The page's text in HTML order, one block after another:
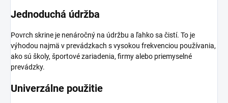
Jednoduchá údržba
Povrch skrine je nenáročný na údržbu a ľahko sa čistí. To je
výhodou najmä v prevádzkach s vysokou frekvenciou používania,
ako sú školy, športové zariadenia, firmy alebo priemyselné
prevádzky.
Univerzálne použitie